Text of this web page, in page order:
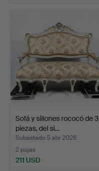
Sofá y sillones rococó de 3
piezas, del si…
Subastado 5 abr 2026
2 pujas
211 USD